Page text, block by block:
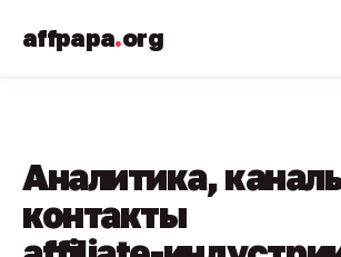
affpapa.org
Аналитика,
контакты